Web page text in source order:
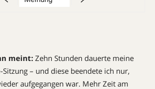
meint: Zehn Stunden dauerte meine
-Sitzung – und diese beendete ich nur,
aufgegangen war. Mehr Zeit am